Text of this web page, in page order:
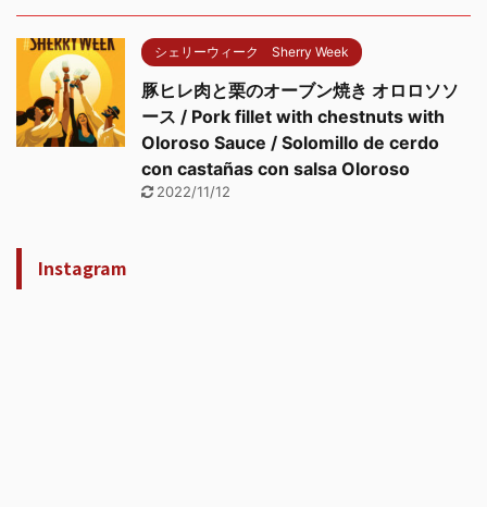
シェリーウィーク Sherry Week
豚ヒレ肉と栗のオーブン焼き オロロソソ
ース / Pork fillet with chestnuts with
Oloroso Sauce / Solomillo de cerdo
con castañas con salsa Oloroso
2022/11/12
Instagram